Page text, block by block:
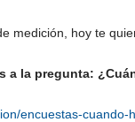
medición, hoy te
a la pregunta:
encuestas-